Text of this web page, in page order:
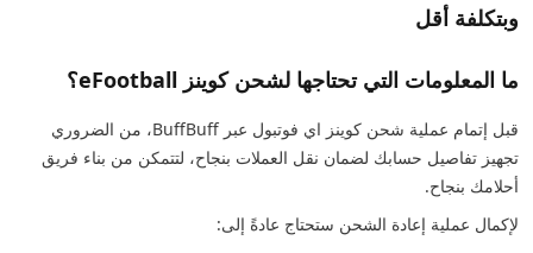
وبتكلفة أقل
ما المعلومات التي تحتاجها لشحن كوينز eFootball؟
قبل إتمام عملية شحن كوينز اي فوتبول عبر BuffBuff، من الضروري
تجهيز تفاصيل حسابك لضمان نقل العملات بنجاح، لتتمكن من بناء فريق
أحلامك بنجاح.
لإكمال عملية إعادة الشحن ستحتاج عادةً إلى: